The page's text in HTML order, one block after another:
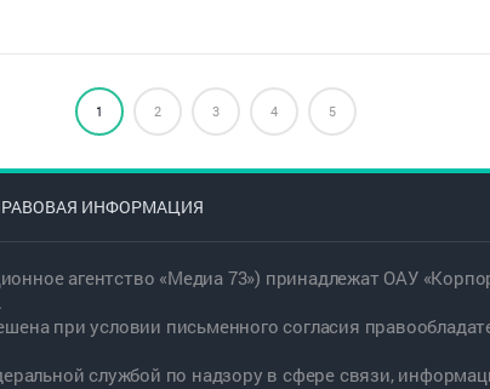
1 2 3 4 5
ИНФОРМАЦИЯ
агентство «Медиа 73») принадлежат ОАУ
при условии письменного согласия
службой по надзору в сфере связи,